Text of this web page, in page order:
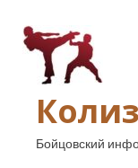
Бойцовский